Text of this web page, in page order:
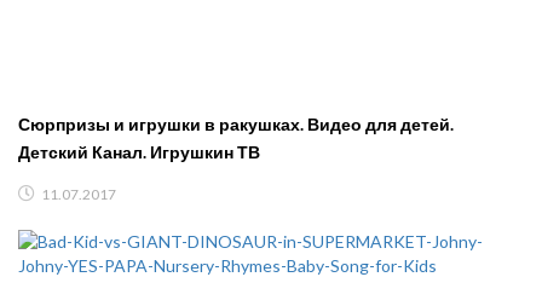
Сюрпризы и игрушки в ракушках. Видео для детей.
Детский Канал. Игрушкин ТВ
11.07.2017